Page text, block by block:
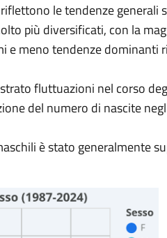
le tendenze generali
più diversificati, con la
e meno tendenze dominanti
fluttuazioni nel corso
del numero di nascite
è stato generalmente